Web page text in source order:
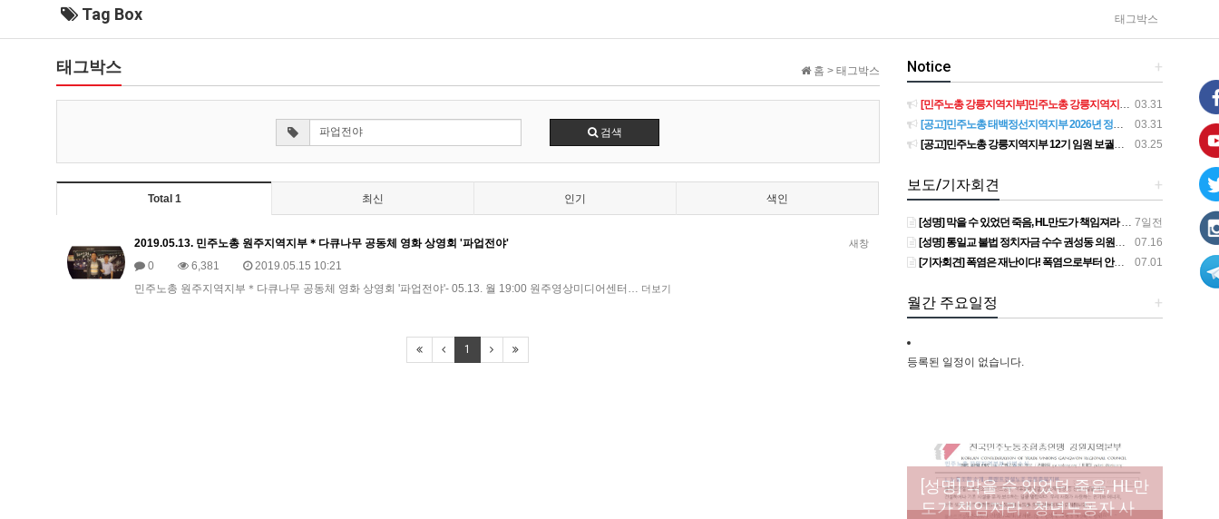
Tag Box 태그박스
홈 > 태그박스
태그박스
검색
Total 1 최신 인기 색인
새창
2019.05.13. 민주노총 원주지역지부＊다큐나무 공동체 영화 상영회 '파업전야'
0
6,381
2019.05.15 10:21
민주노총 원주지역지부＊다큐나무 공동체 영화 상영회 '파업전야'- 05.13. 월 19:00 원주영상미디어센터… 더보기
1
+
Notice
03.31
[민주노총 강릉지역지부]민주노총 강릉지역지부 제12기 임원 보궐선거결과 공고
03.31
[공고]민주노총 태백정선지역지부 2026년 정기 대의원대회 재소집 건
03.25
[공고]민주노총 강릉지역지부 12기 임원 보궐선거 후보자 확정 공고
+
보도/기자회견
7일전
[성명] 막을 수 있었던 죽음, HL만도가 책임져라 : 청년노동자 사망사고의 철저한 진상규명과 재발방지 대책 마련하라
07.16
[성명] 통일교 불법 정치자금 수수 권성동 의원직 상실, 사필귀정이다
07.01
[기자회견] 폭염은 재난이다! 폭염으로부터 안전한 일터를 위한 민주노총 강원지역본부 폭염감시단 선포 기자회견
+
월간 주요일정
등록된 일정이 없습니다.
[성명] 막을 수 있었던 죽음, HL만
도가 책임져라 : 청년노동자 사
[조합원☆인터뷰] 서비스연맹 전